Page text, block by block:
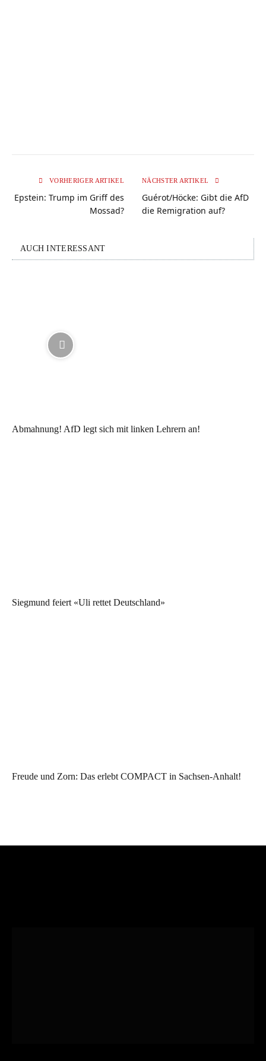
VORHERIGER ARTIKEL
Epstein: Trump im Griff des
Mossad?
NÄCHSTER ARTIKEL
Guérot/Höcke: Gibt die AfD
die Remigration auf?
AUCH INTERESSANT
Abmahnung! AfD legt sich mit linken Lehrern an!
Siegmund feiert «Uli rettet Deutschland»
Freude und Zorn: Das erlebt COMPACT in Sachsen-Anhalt!